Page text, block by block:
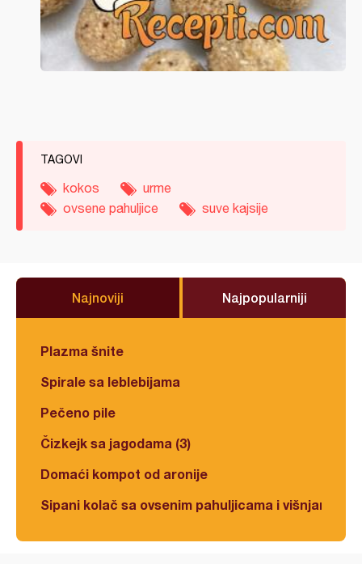
TAGOVI
kokos
urme
ovsene pahuljice
suve kajsije
Najnoviji Najpopularniji
Plazma šnite
Spirale sa leblebijama
Pečeno pile
Čizkejk sa jagodama (3)
Domaći kompot od aronije
Sipani kolač sa ovsenim pahuljicama i višnjama